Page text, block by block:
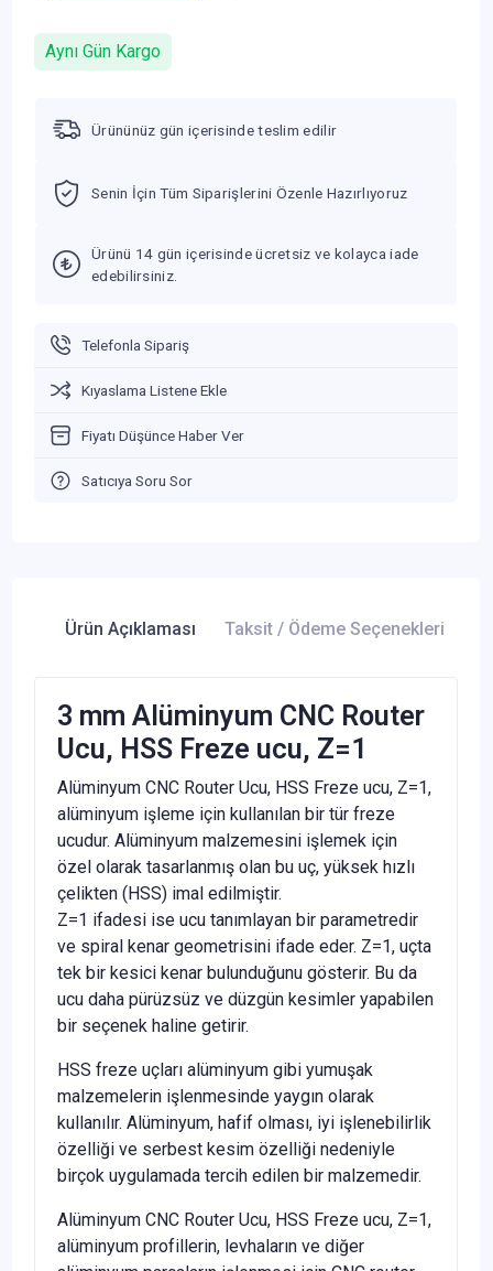
Aynı Gün Kargo
Ürününüz gün içerisinde teslim edilir
Senin İçin Tüm Siparişlerini Özenle Hazırlıyoruz
Ürünü 14 gün içerisinde ücretsiz ve kolayca iade
edebilirsiniz.
Telefonla Sipariş
Kıyaslama Listene Ekle
Fiyatı Düşünce Haber Ver
Satıcıya Soru Sor
Ürün Açıklaması Taksit / Ödeme Seçenekleri
3 mm Alüminyum CNC Router
Ucu, HSS Freze ucu, Z=1
Alüminyum CNC Router Ucu, HSS Freze ucu, Z=1,
alüminyum işleme için kullanılan bir tür freze
ucudur. Alüminyum malzemesini işlemek için
özel olarak tasarlanmış olan bu uç, yüksek hızlı
çelikten (HSS) imal edilmiştir.
Z=1 ifadesi ise ucu tanımlayan bir parametredir
ve spiral kenar geometrisini ifade eder. Z=1, uçta
tek bir kesici kenar bulunduğunu gösterir. Bu da
ucu daha pürüzsüz ve düzgün kesimler yapabilen
bir seçenek haline getirir.
HSS freze uçları alüminyum gibi yumuşak
malzemelerin işlenmesinde yaygın olarak
kullanılır. Alüminyum, hafif olması, iyi işlenebilirlik
özelliği ve serbest kesim özelliği nedeniyle
birçok uygulamada tercih edilen bir malzemedir.
Alüminyum CNC Router Ucu, HSS Freze ucu, Z=1,
alüminyum profillerin, levhaların ve diğer